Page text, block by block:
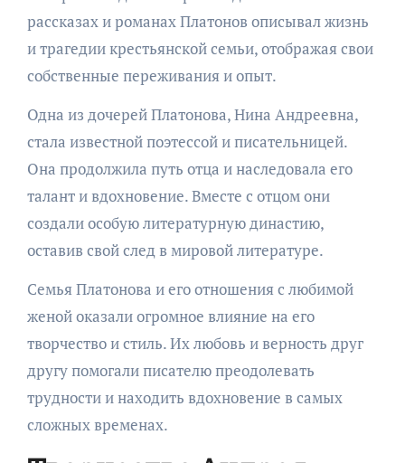
рассказах и романах Платонов описывал жизнь
и трагедии крестьянской семьи, отображая свои
собственные переживания и опыт.
Одна из дочерей Платонова, Нина Андреевна,
стала известной поэтессой и писательницей.
Она продолжила путь отца и наследовала его
талант и вдохновение. Вместе с отцом они
создали особую литературную династию,
оставив свой след в мировой литературе.
Семья Платонова и его отношения с любимой
женой оказали огромное влияние на его
творчество и стиль. Их любовь и верность друг
другу помогали писателю преодолевать
трудности и находить вдохновение в самых
сложных временах.